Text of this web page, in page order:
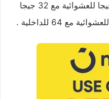
الداخلية حيث تكون أما 3 جيجا للعشوائية مع 32 جيجا